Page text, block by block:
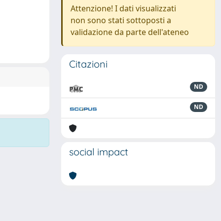
Attenzione! I dati visualizzati
non sono stati sottoposti a
validazione da parte dell'ateneo
Citazioni
ND
ND
social impact